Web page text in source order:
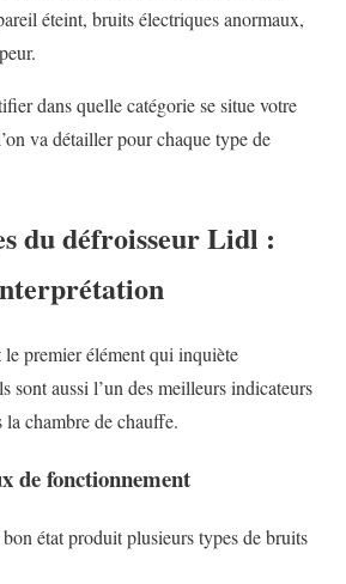
éteint, bruits électriques anormaux,
dans quelle catégorie se situe votre
va détailler pour chaque type de
du défroisseur Lidl :
premier élément qui inquiète
sont aussi l’un des meilleurs indicateurs
la chambre de chauffe.
de fonctionnement
état produit plusieurs types de bruits